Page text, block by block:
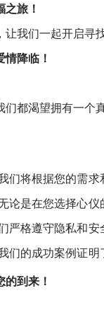
旅！
我们一起开启寻
降临！
们都渴望拥有一个
们将根据您的需求
论是在您选择心仪
严格遵守隐私和安
们的成功案例证明
到来！